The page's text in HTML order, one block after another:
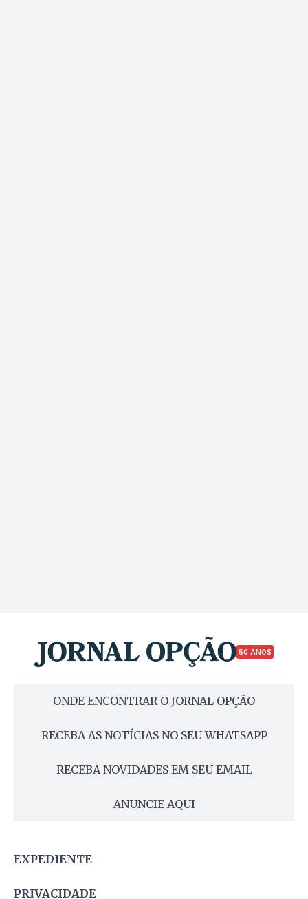
50 ANOS
ONDE ENCONTRAR O JORNAL OPÇÃO
RECEBA AS NOTÍCIAS NO SEU WHATSAPP
RECEBA NOVIDADES EM SEU EMAIL
ANUNCIE AQUI
EXPEDIENTE
PRIVACIDADE